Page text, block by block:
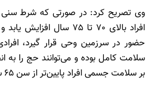
وی تصریح کرد: در صورتی که شرط
افراد بالای 70 تا 75 سال
حضور در سرزمین وحی قرار گیرد،
سلامت کامل بوده و می‌توانند حج را به
بر سلامت جسمی افراد پایین‌تر از سن 65 سال وجود ندارد.